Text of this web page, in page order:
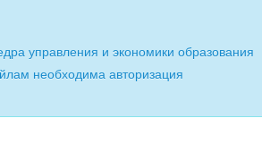
управления и экономики образования
необходима авторизация